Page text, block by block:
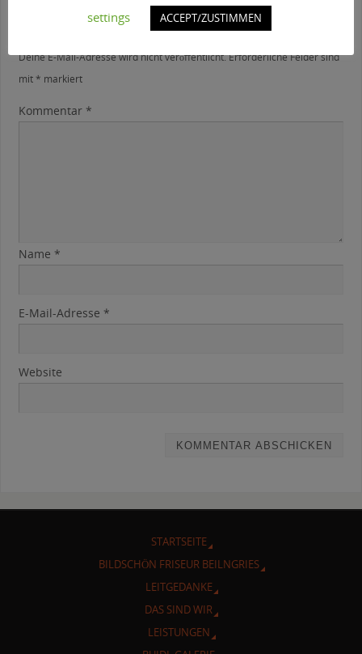
Schreibe einen Kommentar
Deine E-Mail-Adresse wird nicht veröffentlicht.Erforderliche Felder sind
mit* markiert
Kommentar *
Name *
E-Mail-Adresse *
Website
STARTSEITE
BILDSCHÖN FRISEUR BEILNGRIES
LEITGEDANKE
DAS SIND WIR
LEISTUNGEN
settings
ACCEPT/ZUSTIMMEN